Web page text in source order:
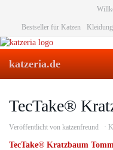
content
Bestseller für Katzen
katzeria.de
TecTake®
Veröffentlicht von katzenfreund
TecTake® Kratzbaum